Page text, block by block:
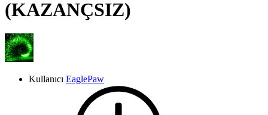
(KAZANÇSIZ)
Kullanıcı EaglePaw